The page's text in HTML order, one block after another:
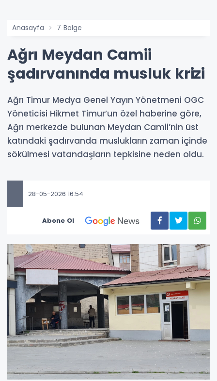
Anasayfa 7 Bölge
Ağrı Meydan Camii
şadırvanında musluk krizi
Ağrı Timur Medya Genel Yayın Yönetmeni OGC
Yöneticisi Hikmet Timur’un özel haberine göre,
Ağrı merkezde bulunan Meydan Camii’nin üst
katındaki şadırvanda muslukların zaman içinde
sökülmesi vatandaşların tepkisine neden oldu.
28-05-2026 16:54
Abone Ol